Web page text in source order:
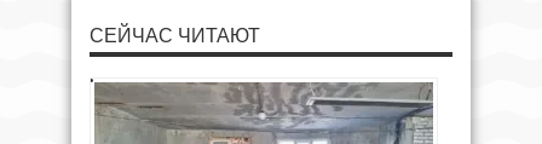
СЕЙЧАС ЧИТАЮТ